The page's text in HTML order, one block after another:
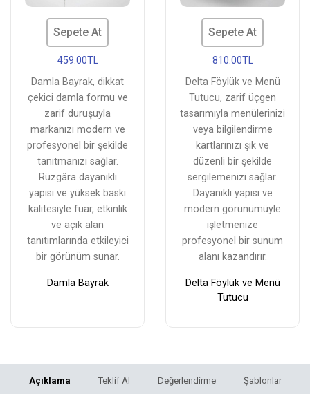
Açıklama Teklif Al Değerlendirme Şablonlar
Sepete At
459.00TL
Damla Bayrak, dikkat
çekici damla formu ve
zarif duruşuyla
markanızı modern ve
profesyonel bir şekilde
tanıtmanızı sağlar.
Rüzgâra dayanıklı
yapısı ve yüksek baskı
kalitesiyle fuar, etkinlik
ve açık alan
tanıtımlarında etkileyici
bir görünüm sunar.
Damla Bayrak
Sepete At
810.00TL
Delta Föylük ve Menü
Tutucu, zarif üçgen
tasarımıyla menülerinizi
veya bilgilendirme
kartlarınızı şık ve
düzenli bir şekilde
sergilemenizi sağlar.
Dayanıklı yapısı ve
modern görünümüyle
işletmenize
profesyonel bir sunum
alanı kazandırır.
Delta Föylük ve Menü
Tutucu